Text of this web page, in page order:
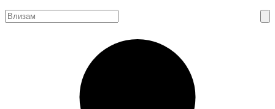
Търсене